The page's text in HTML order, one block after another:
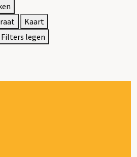
Kaart
Filters legen